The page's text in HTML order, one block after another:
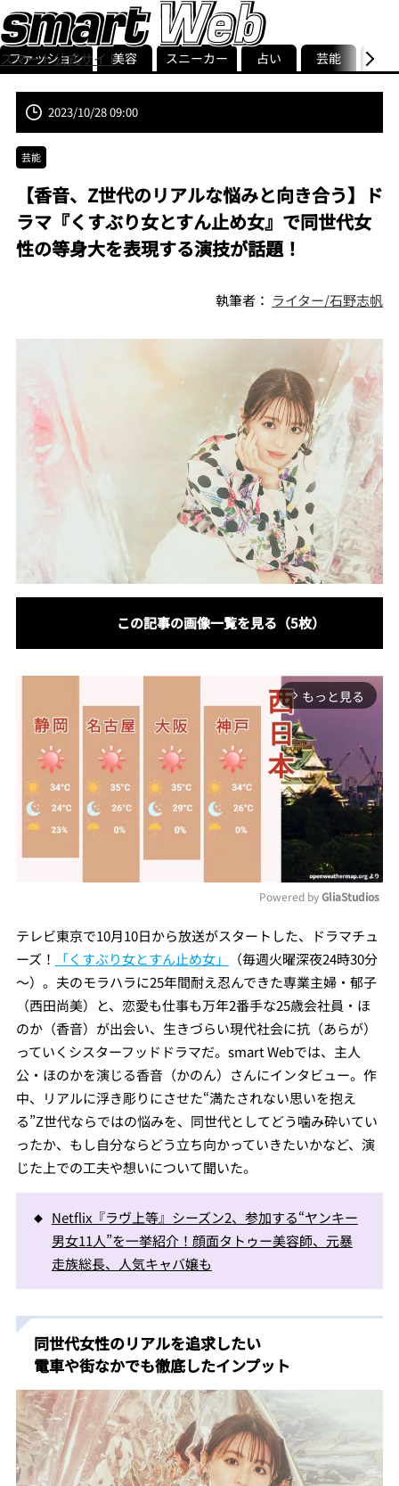
スマート公式サイト
smart最新号
記事一覧ランキング
ストリ
ファッション 美容 スニーカー 占い 芸能 グル
2023/10/28 09:00
芸能
【香音、Z世代のリアルな悩みと向き合う】ド
ラマ『くすぶり女とすん止め女』で同世代女
性の等身大を表現する演技が話題！
執筆者： ライター/石野志帆
この記事の画像一覧を見る（5枚）
arrow_forward_ios もっと見る
Mute
Powered by GliaStudios
テレビ東京で10月10日から放送がスタートした、ドラマチュ
ーズ！
「くすぶり女とすん止め女」
（毎週火曜深夜24時30分
～）。夫のモラハラに25年間耐え忍んできた専業主婦・郁子
（西田尚美）と、恋愛も仕事も万年2番手な25歳会社員・ほ
のか（香音）が出会い、生きづらい現代社会に抗（あらが）
っていくシスターフッドドラマだ。smart Webでは、主人
公・ほのかを演じる香音（かのん）さんにインタビュー。作
中、リアルに浮き彫りにさせた“満たされない思いを抱え
る”Z世代ならではの悩みを、同世代としてどう噛み砕いてい
ったか、もし自分ならどう立ち向かっていきたいかなど、演
じた上での工夫や想いについて聞いた。
Netflix『ラヴ上等』シーズン2、参加する“ヤンキー
男女11人”を一挙紹介！顔面タトゥー美容師、元暴
走族総長、人気キャバ嬢も
同世代女性のリアルを追求したい
電車や街なかでも徹底したインプット